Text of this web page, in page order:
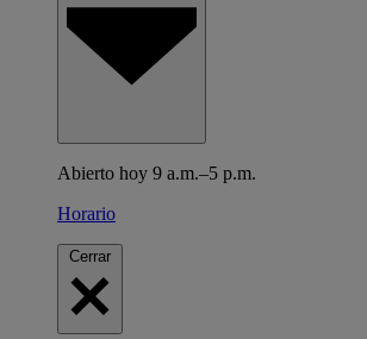
Abierto hoy 9 a.m.–5 p.m.
Horario
Cerrar